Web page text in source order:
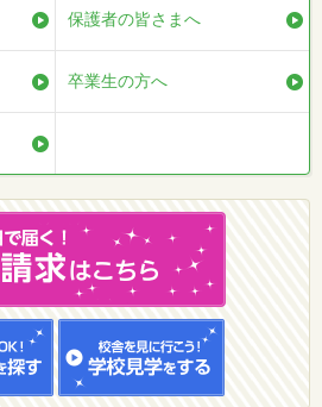
保護者の皆さまへ
卒業生の方へ